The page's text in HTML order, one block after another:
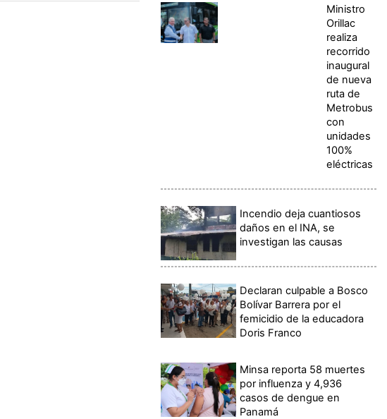
Ministro
Orillac
realiza
recorrido
inaugural
de nueva
ruta de
Metrobus
con
unidades
100%
eléctricas
Incendio deja cuantiosos
daños en el INA, se
investigan las causas
Declaran culpable a Bosco
Bolívar Barrera por el
femicidio de la educadora
Doris Franco
Minsa reporta 58 muertes
por influenza y 4,936
casos de dengue en
Panamá